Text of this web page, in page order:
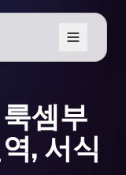
셈부
, 서식